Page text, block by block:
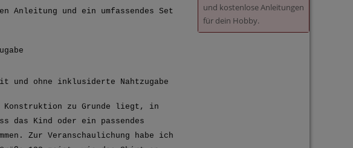
und ein umfassendes Set
und ohne inklusiderte Nahtzugabe
Konstruktion zu Grunde liegt, in
das Kind oder ein passendes
Zur Veranschaulichung habe ich
und kostenlose Anleitungen
für dein Hobby.